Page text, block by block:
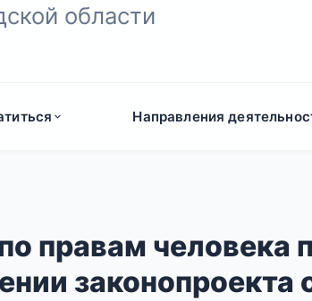
области
Направления
правам человека
законопроекта